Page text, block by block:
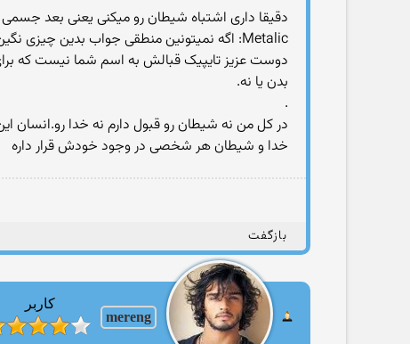
دقیقا داری اشتباه شیطان رو میکنی یعنی بعد
Metalic: اگه نمیتونین منطقی جواب بدین چیزی نگین بهتره
دوست عزیز تایپیک قبالش به اسم شما نیست که
بدن یا نه.
.
در کل من نه شیطان رو قبول دارم نه خدا رو.انسان
خدا و شیطان هر شخصی در وجود خودش قرار داره
بازگفت
mereng
کاربر